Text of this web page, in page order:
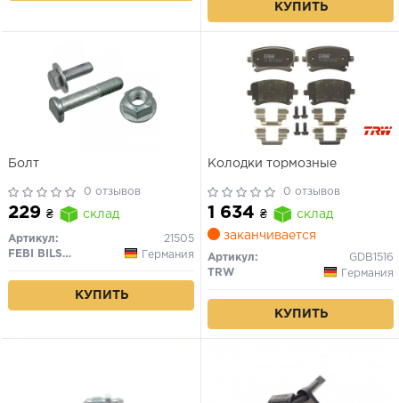
КУПИТЬ
Болт
0 отзывов
229 ₴ склад
Артикул:
21505
FEBI BILSTEIN
Германия
КУПИТЬ
Колодки тормозные
0 отзывов
1 634 ₴
склад
заканчивается
Артикул:
GDB1516
TRW
Германия
КУПИТЬ